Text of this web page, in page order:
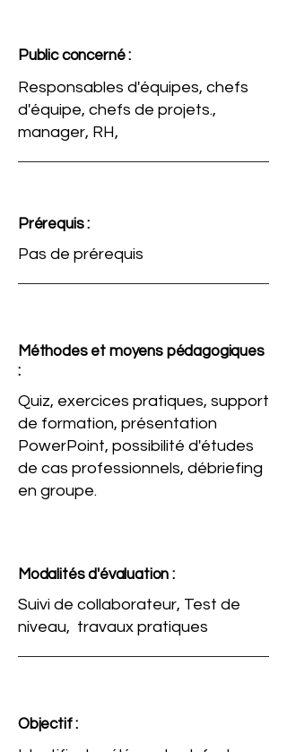
Public concerné :
Responsables d'équipes, chefs
d'équipe, chefs de projets.,
manager, RH,
Prérequis :
Pas de prérequis
Méthodes et moyens pédagogiques
:
Quiz, exercices pratiques, support
de formation, présentation
PowerPoint, possibilité d'études
de cas professionnels, débriefing
en groupe.
Modalités d'évaluation :
Suivi de collaborateur, Test de
niveau, travaux pratiques
Objectif :